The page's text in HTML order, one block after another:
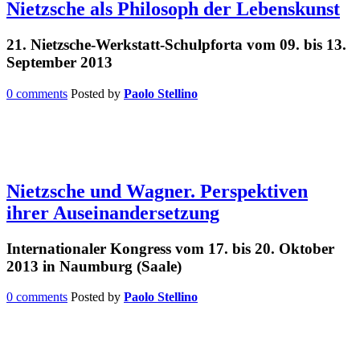
Nietzsche als Philosoph der Lebenskunst
21. Nietzsche-Werkstatt-Schulpforta vom 09. bis 13.
September 2013
0 comments Posted by Paolo Stellino
Nietzsche und Wagner. Perspektiven
ihrer Auseinandersetzung
Internationaler Kongress vom 17. bis 20. Oktober
2013 in Naumburg (Saale)
0 comments Posted by Paolo Stellino